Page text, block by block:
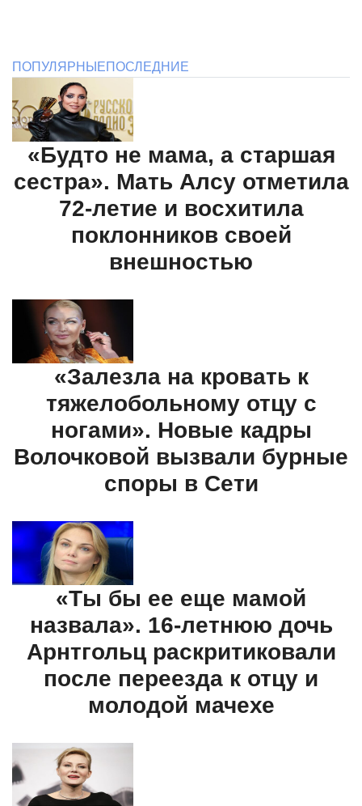
ПОПУЛЯРНЫЕПОСЛЕДНИЕ
«Будто не мама, а старшая
сестра». Мать Алсу отметила
72-летие и восхитила
поклонников своей
внешностью
«Залезла на кровать к
тяжелобольному отцу с
ногами». Новые кадры
Волочковой вызвали бурные
споры в Сети
«Ты бы ее еще мамой
назвала». 16-летнюю дочь
Арнтгольц раскритиковали
после переезда к отцу и
молодой мачехе